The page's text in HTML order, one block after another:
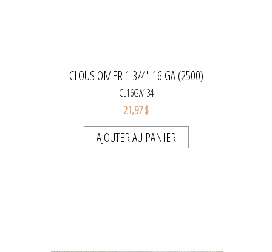
CLOUS OMER 1 3/4" 16 GA (2500)
CL16GA134
21,97 $
AJOUTER AU PANIER